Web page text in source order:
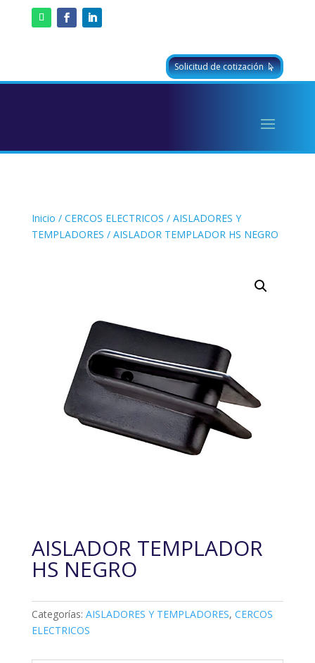
Solicitud de cotización
Inicio / CERCOS ELECTRICOS / AISLADORES Y
TEMPLADORES / AISLADOR TEMPLADOR HS NEGRO
AISLADOR TEMPLADOR
HS NEGRO
Categorías: AISLADORES Y TEMPLADORES, CERCOS
ELECTRICOS